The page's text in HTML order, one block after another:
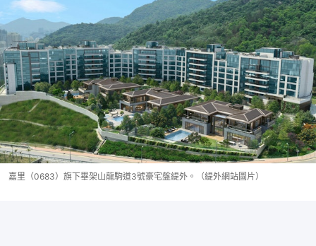
嘉里（0683）旗下畢架山龍駒道3號豪宅盤緹外。（緹外網站圖片）